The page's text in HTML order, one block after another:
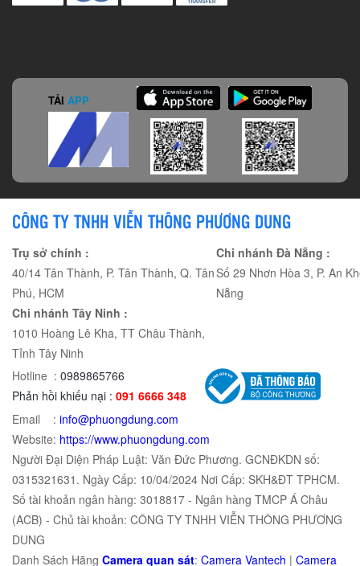
TẢI APP
CÔNG TY TNHH VIỄN THÔNG PHƯƠNG DUNG
Trụ sở chính :
40/14 Tân Thành, P. Tân Thành, Q. Tân
Phú, HCM
Chi nhánh Đà Nẵng :
Số 29 Nhơn Hòa 3, P. An
Nẵng
Chi nhánh Tây Ninh :
1010 Hoàng Lê Kha, TT Châu Thành,
Tỉnh Tây Ninh
Hotline : 0989865766
Phản hồi khiếu nại : 091 6666 348
Email : info@phuongdung.com
Website: https://www.phuongdung.com
Người Đại Diện Pháp Luật: Văn Đức Phương. GCNĐKDN số:
0315321631. Ngày Cấp: 10/04/2024 Nơi Cấp: SKH&ĐT TPHCM.
Số tài khoản ngân hàng: 3018817 - Ngân hàng TMCP Á Châu
(ACB) - Chủ tài khoản: CÔNG TY TNHH VIỄN THÔNG PHƯƠNG
DUNG
Danh Sách Hãng Camera quan sát: Camera Vantech | Camera